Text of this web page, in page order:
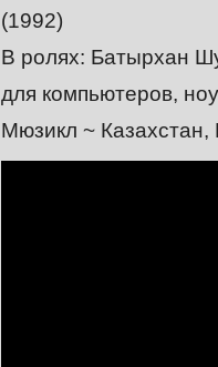
(1992)
В ролях: Батырхан
для компьютеров,
Мюзикл ~ Казахстан,